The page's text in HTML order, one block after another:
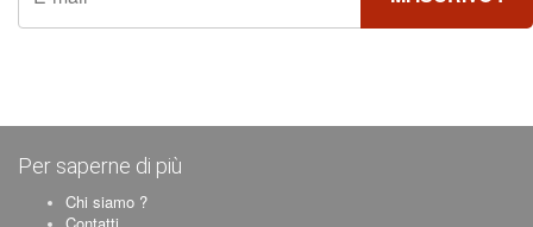
Per saperne di più
Chi siamo ?
Contatti